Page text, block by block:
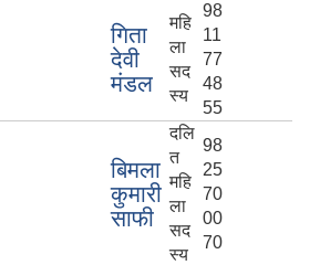
गिता
देवी
मंडल
महि
ला
सद
स्य
98
11
77
48
55
बिमला
कुमारी
साफी
दलि
त
महि
ला
सद
स्य
98
25
70
00
70